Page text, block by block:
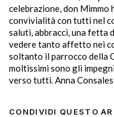
celebrazione, don Mimmo
convivialità con tutti nel
saluti, abbracci, una fetta
vedere tanto affetto nei
soltanto il parrocco della
moltissimi sono gli
verso tutti. Anna Consales
CONDIVIDI QUESTO